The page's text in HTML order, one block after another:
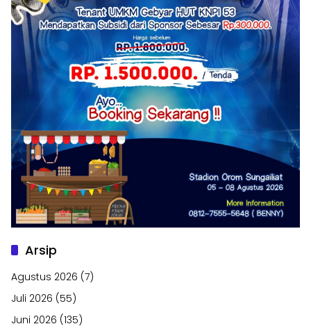
Arsip
Agustus 2026 (7)
Juli 2026 (55)
Juni 2026 (135)